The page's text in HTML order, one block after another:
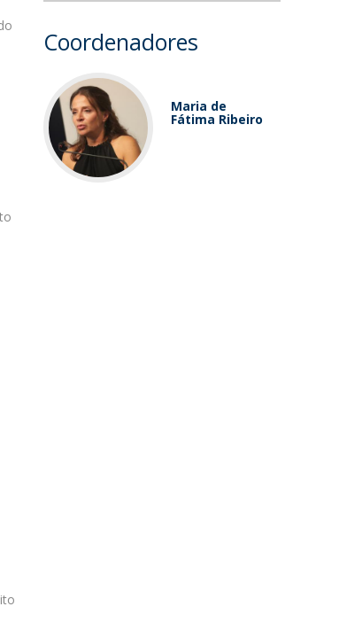
Coordenadores
Maria de
Fátima Ribeiro